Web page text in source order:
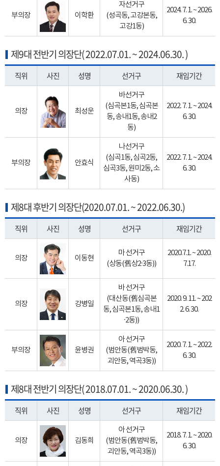
부의장 이학환
자선거구
(성곡동, 고강본동,
고강1동)
2024. 7. 1. ~ 2026.
6. 30.
제9대 전반기 의장단( 2022.07.01. ~ 2024.06.30. )
직위 사진 성명 선거구 재임기간
의장 최성운
바선거구
(심곡본1동, 심곡본
동, 송내1동, 송내2
동)
2022. 7. 1. ~ 2024.
6. 30.
부의장 안효식
나선거구
(심곡1동, 심곡2동,
심곡3동, 원미2동, 소
사동)
2022. 7. 1. ~ 2024.
6. 30.
제8대 후반기 의장단(2020.07.01. ~ 2022.06.30.)
직위 사진 성명 선거구 재임기간
의장 이동현
마 선거구
(상동(舊상2·3동))
2020.7.1. ~ 2020.
7.17.
의장 강병일
바 선거구
(대산동(舊심곡본
동, 심곡본1동, 송내1
·2동))
2020. 9. 11. ~ 202
2. 6. 30.
부의장 윤병권
아 선거구
(범안동(舊범박동,
괴안동, 역곡3동))
2020. 7. 1. ~ 2022.
6. 30.
제8대 전반기 의장단( 2018.07.01. ~ 2020.06.30. )
직위 사진 성명 선거구 재임기간
의장 김동희
아 선거구
(범안동(舊범박동,
괴안동, 역곡3동))
2018. 7. 1. ~ 2020.
6. 30.